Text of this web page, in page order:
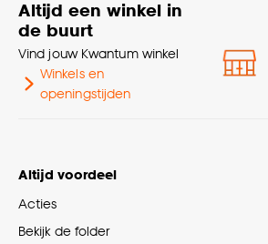
Altijd een winkel in
de buurt
Vind jouw Kwantum winkel
Winkels en
openingstijden
Altijd voordeel
Acties
Bekijk de folder